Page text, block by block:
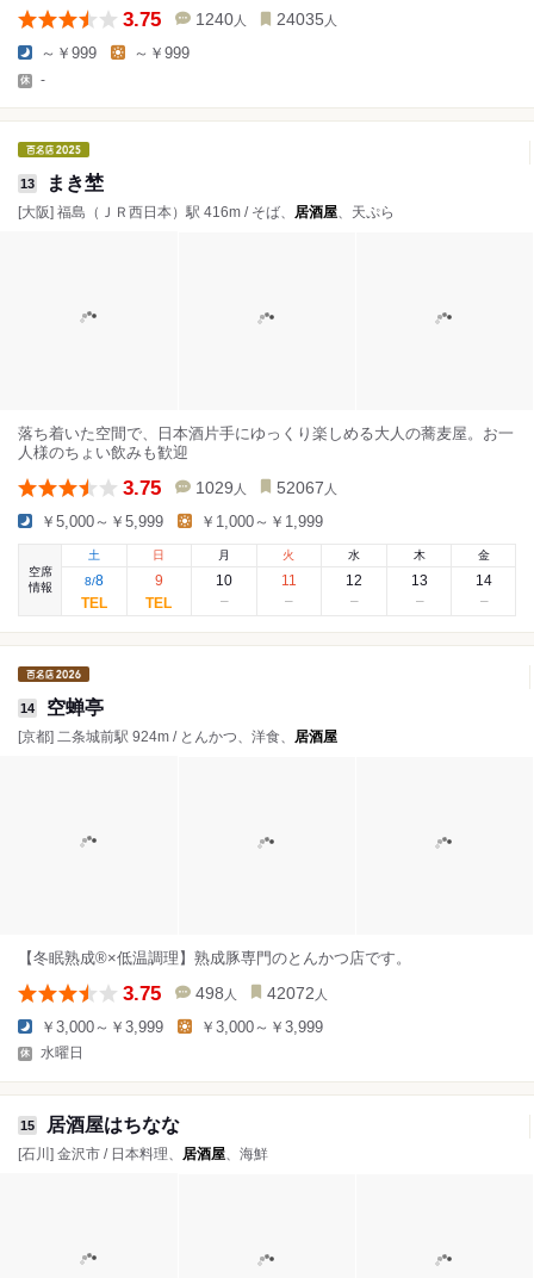
3.75 1240 人 24035 人
～￥999 ～￥999
-
13 まき埜
[大阪] 福島（ＪＲ西日本）駅 416m / そば、 居酒屋、天ぷら
落ち着いた空間で、日本酒片手にゆっくり楽しめる大人の蕎麦屋。お一
人様のちょい飲みも歓迎
3.75 1029 人 52067 人
￥5,000～￥5,999 ￥1,000～￥1,999
空席
情報
土
8/8
日
9
月
10
火
11
水
12
木
13
金
14
14 空蝉亭
[京都] 二条城前駅 924m / とんかつ、洋食、 居酒屋
【冬眠熟成®×低温調理】熟成豚専門のとんかつ店です。
3.75 498 人 42072 人
￥3,000～￥3,999 ￥3,000～￥3,999
水曜日
15 居酒屋はちなな
[石川] 金沢市 / 日本料理、 居酒屋 、海鮮